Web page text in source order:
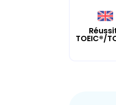
TOEIC®/